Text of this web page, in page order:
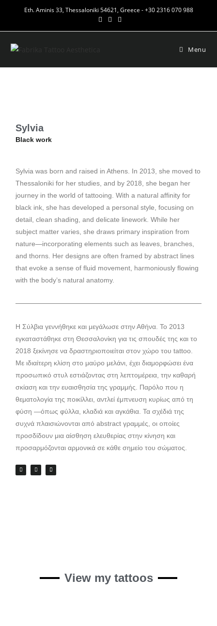
Eth. Aminis 33, Thessaloniki 54621, Greece - +30 2316 070 988
Menu
Sylvia
Black work
Sylvia was born and raised in Athens. In 2013, she moved to
Thessaloniki for her studies, and by 2018, she began her
journey in the world of tattooing. With a natural affinity for
black ink, she has developed a personal style, focusing on
detail, clean shading, and delicate linework. While her
subject matter varies, she draws primary inspiration from
nature—incorporating elements such as leaves, branches,
and thorns. Her designs are often framed by abstract lines
that evoke a sense of fluid movement, harmoniously flowing
with the body’s natural anatomy.
Η Σύλβια γεννήθηκε και μεγάλωσε στην Αθήνα. Το 2013
εγκαταστάθηκε στη Θεσσαλονίκη για τις σπουδές της και το
2018 ξεκίνησε να δραστηριοποιείται στον χώρο του tattoo.
Με ιδιαίτερη κλίση στο μαύρο μελάνι, έχει διαμορφώσει ένα
προσωπικό στυλ εστιάζοντας στη λεπτομέρεια, την καθαρή
σκίαση και την ευαισθησία της γραμμής. Παρόλο που η
θεματολογία της ποικίλλει, αντλεί έμπνευση κυρίως από τη
φύση —όπως φύλλα, κλαδιά και αγκάθια. Τα σχέδιά της
συχνά πλαισιώνονται από abstract γραμμές, οι οποίες
προσδίδουν μια αίσθηση ελευθερίας στην κίνηση και
προσαρμόζονται αρμονικά σε κάθε σημείο του σώματος.
View my tattoos